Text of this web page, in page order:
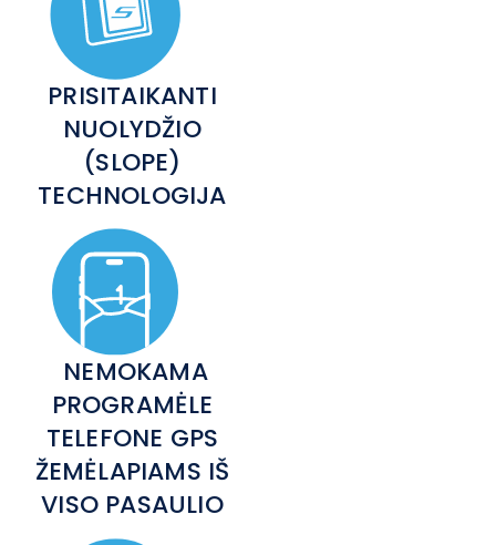
PRISITAIKANTI
NUOLYDŽIO
(SLOPE)
TECHNOLOGIJA
NEMOKAMA
PROGRAMĖLE
TELEFONE GPS
ŽEMĖLAPIAMS IŠ
VISO PASAULIO